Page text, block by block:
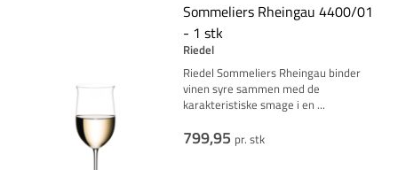
Sommeliers Rheingau 4400/01
- 1 stk
Riedel
Riedel Sommeliers Rheingau binder
vinen syre sammen med de
karakteristiske smage i en ...
799,95 pr. stk